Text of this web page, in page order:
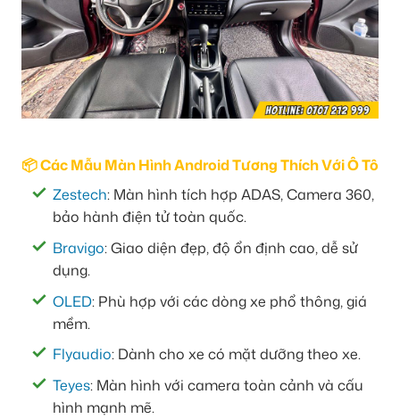
📦 Các Mẫu Màn Hình Android Tương Thích Với Ô Tô
Zestech: Màn hình tích hợp ADAS, Camera 360,
bảo hành điện tử toàn quốc.
Bravigo: Giao diện đẹp, độ ổn định cao, dễ sử
dụng.
OLED: Phù hợp với các dòng xe phổ thông, giá
mềm.
Flyaudio: Dành cho xe có mặt dưỡng theo xe.
Teyes: Màn hình với camera toàn cảnh và cấu
hình mạnh mẽ.